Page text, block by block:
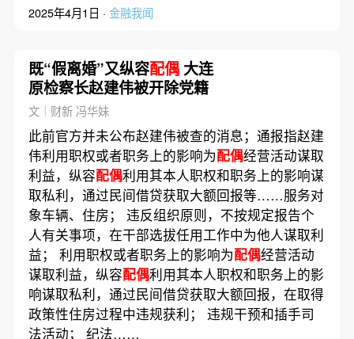
2025年4月1日 · 金融我闻
既“假离婚”又纵容配偶大连
原检察长赵建伟被开除党籍
文｜财新 冯华妹
此前官方并未公布赵建伟被查的消息；通报指赵建
伟利用职权或者职务上的影响为配偶经营活动谋取
利益，纵容配偶利用其本人职权和职务上的影响谋
取私利，通过民间借贷获取大额回报等……服务对
象车辆、住房； 违反组织原则，不按规定报告个
人有关事项，在干部选拔任用工作中为他人谋取利
益； 利用职权或者职务上的影响为配偶经营活动
谋取利益，纵容配偶利用其本人职权和职务上的影
响谋取私利，通过民间借贷获取大额回报，在取得
政策性住房过程中违规获利； 违规干预和插手司
法活动； 纪法……